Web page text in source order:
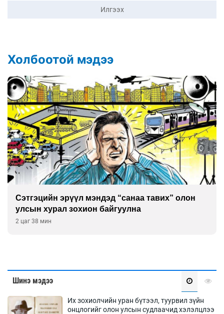
Илгээх
Холбоотой мэдээ
Сэтгэцийн эрүүл мэндэд “санаа тавих” олон
улсын хурал зохион байгуулна
2 цаг 38 мин
Шинэ мэдээ
Их зохиолчийн уран бүтээл, туурвил зүйн
онцлогийг олон улсын судлаачид хэлэлцлээ